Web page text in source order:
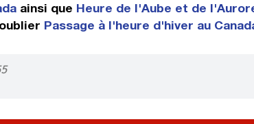
ainsi que Heure de l'Aube et de
Passage à l'heure d'hiver au